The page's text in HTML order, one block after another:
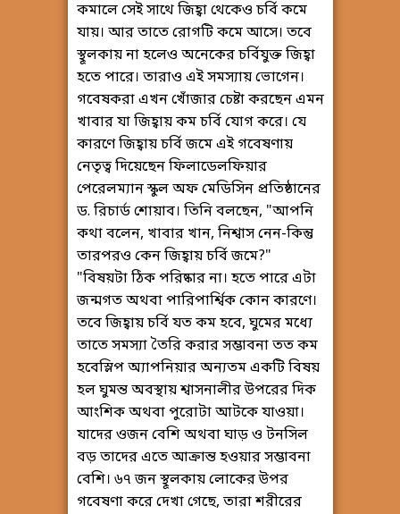
কমালে সেই সাথে জিহ্বা থেকেও চর্বি কমে
যায়। আর তাতে রোগটি কমে আসে। তবে
স্থূলকায় না হলেও অনেকের চর্বিযুক্ত জিহ্বা
হতে পারে। তারাও এই সমস্যায় ভোগেন।
গবেষকরা এখন খোঁজার চেষ্টা করছেন এমন
খাবার যা জিহ্বায় কম চর্বি যোগ করে। যে
কারণে জিহ্বায় চর্বি জমে এই গবেষণায়
নেতৃত্ব দিয়েছেন ফিলাডেলফিয়ার
পেরেলম্যান স্কুল অফ মেডিসিন প্রতিষ্ঠানের
ড. রিচার্ড শোয়াব। তিনি বলছেন, "আপনি
কথা বলেন, খাবার খান, নিশ্বাস নেন-কিন্তু
তারপরও কেন জিহ্বায় চর্বি জমে?"
"বিষয়টা ঠিক পরিষ্কার না। হতে পারে এটা
জন্মগত অথবা পারিপার্শ্বিক কোন কারণে।
তবে জিহ্বায় চর্বি যত কম হবে, ঘুমের মধ্যে
তাতে সমস্যা তৈরি করার সম্ভাবনা তত কম
হবেস্লিপ অ্যাপনিয়ার অন্যতম একটি বিষয়
হল ঘুমন্ত অবস্থায় শ্বাসনালীর উপরের দিক
আংশিক অথবা পুরোটা আটকে যাওয়া।
যাদের ওজন বেশি অথবা ঘাড় ও টনসিল
বড় তাদের এতে আক্রান্ত হওয়ার সম্ভাবনা
বেশি। ৬৭ জন স্থূলকায় লোকের উপর
গবেষণা করে দেখা গেছে, তারা শরীরের